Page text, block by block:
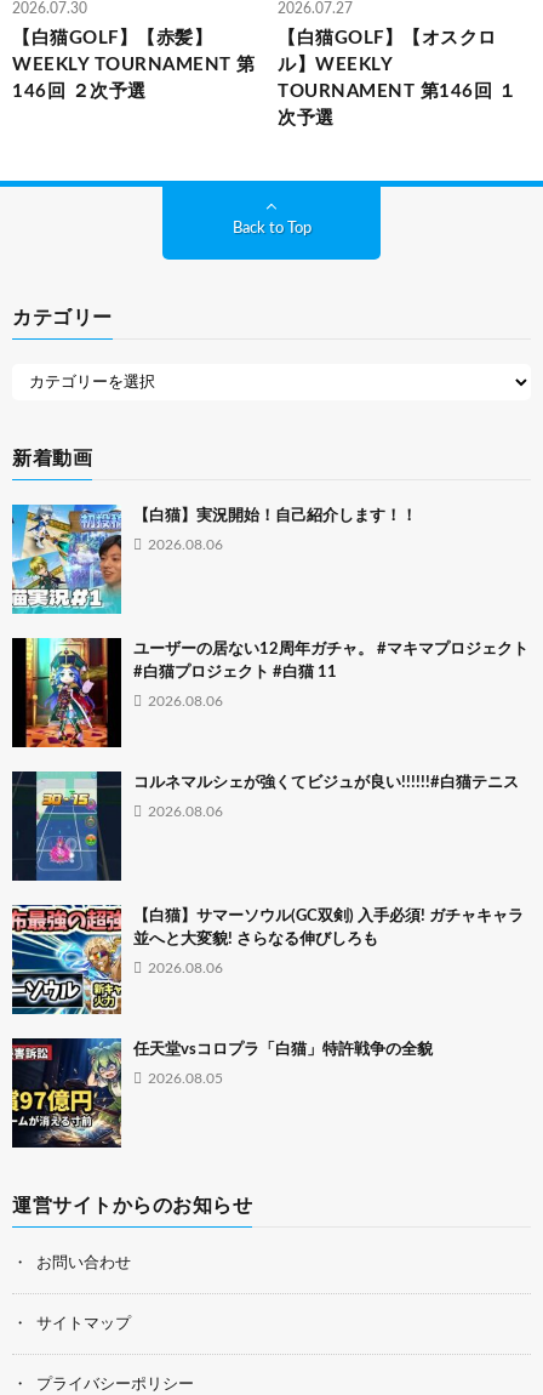
2026.07.30
【白猫GOLF】【赤髪】
WEEKLY TOURNAMENT 第
146回 ２次予選
2026.07.27
【白猫GOLF】【オスクロ
ル】WEEKLY
TOURNAMENT 第146回 １
次予選
Back to Top
カテゴリー
新着動画
【白猫】実況開始！自己紹介します！！
2026.08.06
ユーザーの居ない12周年ガチャ。 #マキマプロジェクト
#白猫プロジェクト #白猫 11
2026.08.06
コルネマルシェが強くてビジュが良い!!!!!!#白猫テニス
2026.08.06
【白猫】サマーソウル(GC双剣) 入手必須! ガチャキャラ
並へと大変貌! さらなる伸びしろも
2026.08.06
任天堂vsコロプラ「白猫」特許戦争の全貌
2026.08.05
運営サイトからのお知らせ
お問い合わせ
サイトマップ
プライバシーポリシー